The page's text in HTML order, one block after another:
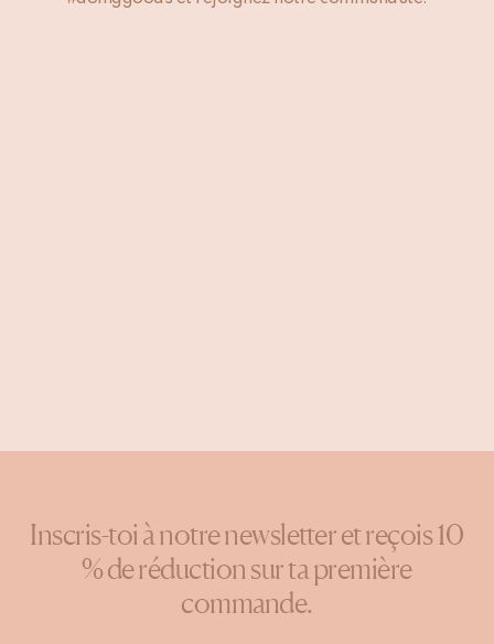
Inscris-toi à notre newsletter et reçois 10
% de réduction sur ta première
commande.